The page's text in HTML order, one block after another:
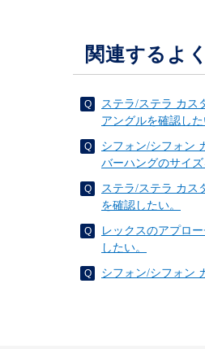
関連するよ
ステラ/ステラ カス
アングルを確認し
シフォン/シフォン
バーハングのサイ
ステラ/ステラ カス
を確認したい。
レックスのアプロ
したい。
シフォン/シフォン